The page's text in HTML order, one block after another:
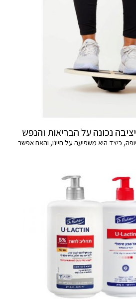
נכונה על הבריאות והנפש
כיצד היא משפיעה על חיינו, והאם אפשר